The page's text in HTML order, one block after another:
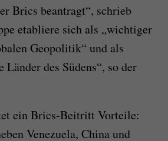
Brics beantragt“, schrieb
etabliere sich als „wichtiger
Geopolitik“ und als
des Südens“, so der
ein Brics-Beitritt Vorteile:
Venezuela, China und